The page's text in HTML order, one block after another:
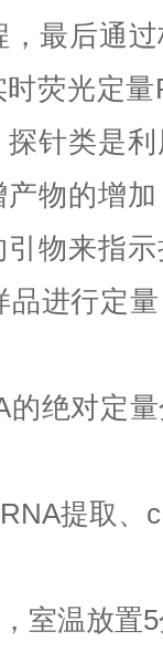
，最后通
荧光定量
针类是
物的增
物来指
品进行定
的绝对定
RNA提取、
室温放置5